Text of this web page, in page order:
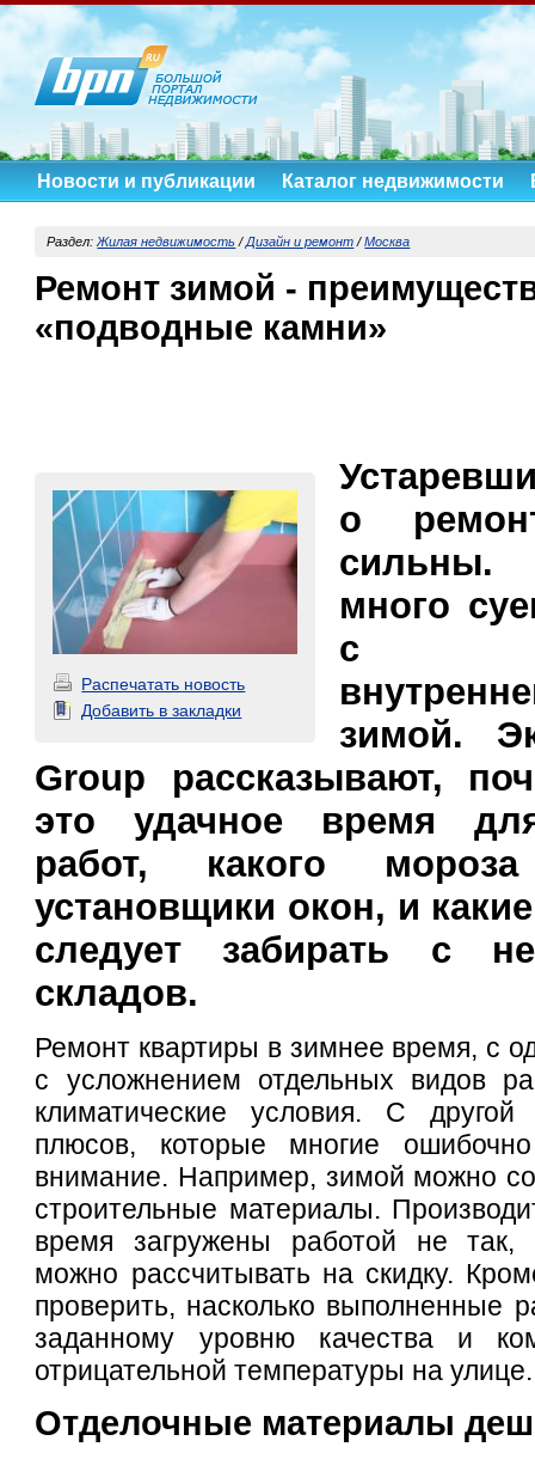
Новости и публикации Каталог недвижимости
Раздел:Жилая недвижимость /Дизайн и ремонт /Москва
Ремонт зимой -
«подводные камни»
Распечатать новость
Добавить в закладки
о
много
с
зимой.
Group рассказывают,
это удачное время
работ, какого
установщики окон, и
следует забирать с
складов.
Ремонт квартиры в зимнее время, с
с усложнением отдельных видов
климатические условия. С
плюсов, которые многие
внимание. Например, зимой можно со
строительные материалы.
время загружены работой не так,
можно рассчитывать на скидку.
проверить, насколько выполненные
заданному уровню качества и
отрицательной температуры на
Отделочные материалы